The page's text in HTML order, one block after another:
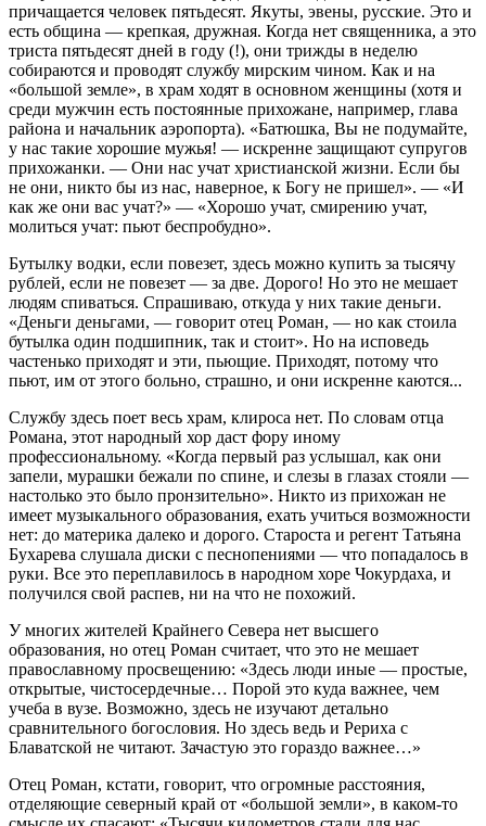
причащается человек пятьдесят. Якуты, эвены, русские. Это и
есть община — крепкая, дружная. Когда нет священника, а это
триста пятьдесят дней в году (!), они трижды в неделю
собираются и проводят службу мирским чином. Как и на
«большой земле», в храм ходят в основном женщины (хотя и
среди мужчин есть постоянные прихожане, например, глава
района и начальник аэропорта). «Батюшка, Вы не подумайте,
у нас такие хорошие мужья! — искренне защищают супругов
прихожанки. — Они нас учат христианской жизни. Если бы
не они, никто бы из нас, наверное, к Богу не пришел». — «И
как же они вас учат?» — «Хорошо учат, смирению учат,
молиться учат: пьют беспробудно».
Бутылку водки, если повезет, здесь можно купить за тысячу
рублей, если не повезет — за две. Дорого! Но это не мешает
людям спиваться. Спрашиваю, откуда у них такие деньги.
«Деньги деньгами, — говорит отец Роман, — но как стоила
бутылка один подшипник, так и стоит». Но на исповедь
частенько приходят и эти, пьющие. Приходят, потому что
пьют, им от этого больно, страшно, и они искренне каются...
Службу здесь поет весь храм, клироса нет. По словам отца
Романа, этот народный хор даст фору иному
профессиональному. «Когда первый раз услышал, как они
запели, мурашки бежали по спине, и слезы в глазах стояли —
настолько это было пронзительно». Никто из прихожан не
имеет музыкального образования, ехать учиться возможности
нет: до материка далеко и дорого. Староста и регент Татьяна
Бухарева слушала диски с песнопениями — что попадалось в
руки. Все это переплавилось в народном хоре Чокурдаха, и
получился свой распев, ни на что не похожий.
У многих жителей Крайнего Севера нет высшего
образования, но отец Роман считает, что это не мешает
православному просвещению: «Здесь люди иные — простые,
открытые, чистосердечные… Порой это куда важнее, чем
учеба в вузе. Возможно, здесь не изучают детально
сравнительного богословия. Но здесь ведь и Рериха с
Блаватской не читают. Зачастую это гораздо важнее…»
Отец Роман, кстати, говорит, что огромные расстояния,
отделяющие северный край от «большой земли», в каком-то